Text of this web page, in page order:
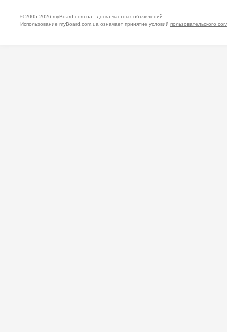
© 2005-2026 myBoard.com.ua - доска частных объявлений
Использование myBoard.com.ua означает принятие условий пользовательского